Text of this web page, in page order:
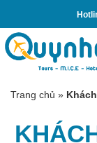
Trang chủ »